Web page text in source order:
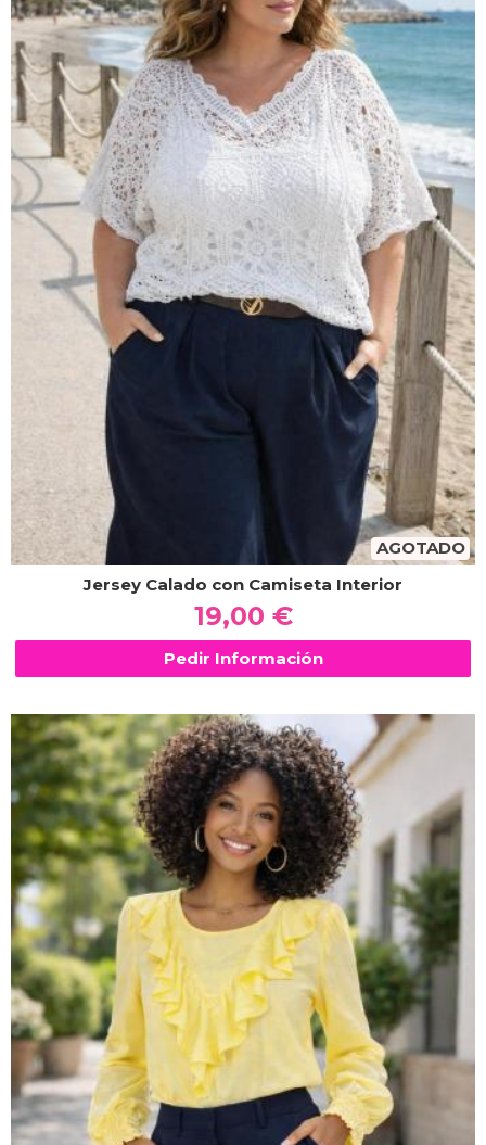
AGOTADO
Jersey Calado con Camiseta Interior
19,00 €
Pedir Información